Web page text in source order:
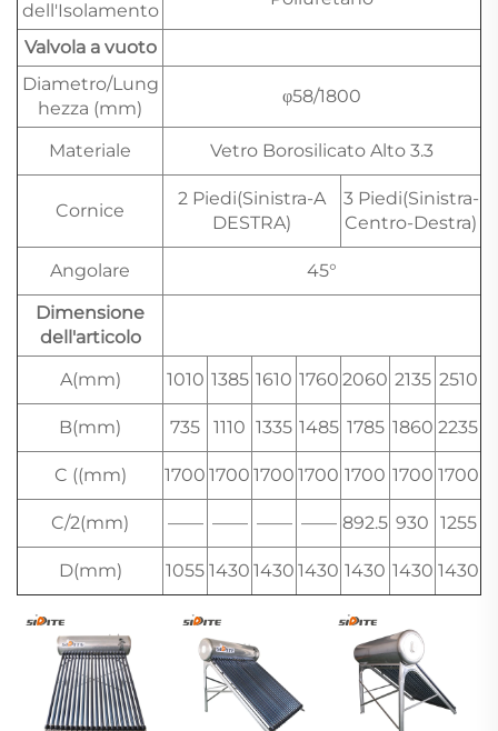
dell'Isolamento
Valvola a vuoto
Diametro/Lung
hezza (mm)
φ58/1800
Materiale Vetro Borosilicato Alto 3.3
Cornice
2 Piedi(Sinistra-A
DESTRA)
3 Piedi(Sinistra-
Centro-Destra)
Angolare
45°
Dimensione
dell'articolo
A(mm)
1010 1385 1610 1760 2060 2135 2510
B(mm) 735 1110 1335 1485 1785 1860 2235
C ((mm) 1700 1700 1700 1700 1700 1700 1700
C/2(mm) —— —— —— —— 892.5 930 1255
D(mm) 1055 1430 1430 1430 1430 1430 1430